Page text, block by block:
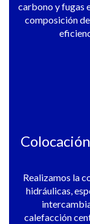
carbono y fugas
composición
Realizamos la
hidráulicas,
calefacción